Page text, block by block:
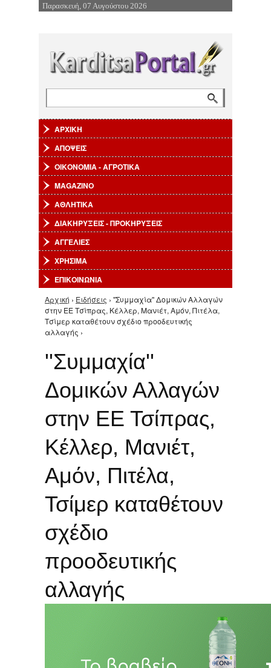
Επιστροφή στην Πλοήγηση
Παρασκευή, 07 Αυγούστου 2026
ΑΡΧΙΚΗ
ΑΠΟΨΕΙΣ
ΟΙΚΟΝΟΜΙΑ - ΑΓΡΟΤΙΚΑ
MAGAZINO
ΑΘΛΗΤΙΚΑ
ΔΙΑΚΗΡΥΞΕΙΣ - ΠΡΟΚΗΡΥΞΕΙΣ
ΑΓΓΕΛΙΕΣ
ΧΡΗΣΙΜΑ
ΕΠΙΚΟΙΝΩΝΙΑ
Είστε εδώ
Αρχική › Ειδήσεις › ''Συμμαχία'' Δομικών Αλλαγών
στην ΕΕ Τσίπρας, Κέλλερ, Μανιέτ, Αμόν, Πιτέλα,
Τσίμερ καταθέτουν σχέδιο προοδευτικής
αλλαγής ›
''Συμμαχία''
Δομικών Αλλαγών
στην ΕΕ Τσίπρας,
Κέλλερ, Μανιέτ,
Αμόν, Πιτέλα,
Τσίμερ καταθέτουν
σχέδιο
προοδευτικής
αλλαγής